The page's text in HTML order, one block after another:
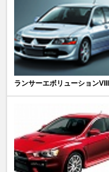
ランサーエボリューションVIII